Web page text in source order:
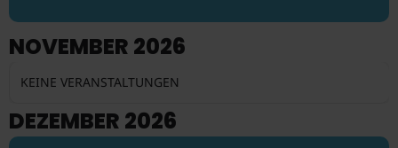
NOVEMBER 2026
KEINE VERANSTALTUNGEN
DEZEMBER 2026